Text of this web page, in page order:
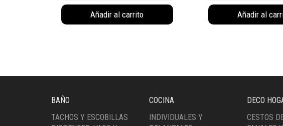
Sopapa
(813P)
Añadir al carrito
Elefante
cantidad
Añadir al
BAÑO
TACHOS Y ESCOBILLAS
COCINA
INDIVIDUALES Y
DECO
CESTOS